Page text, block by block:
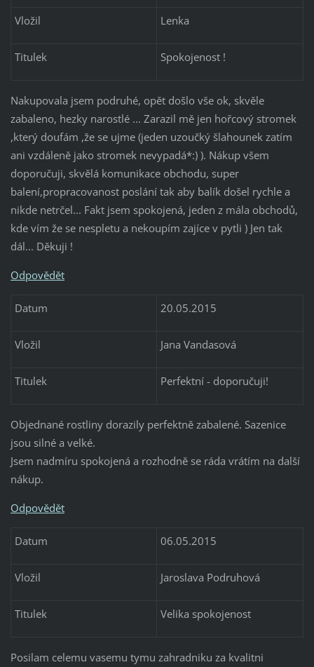
Vložil Lenka
Titulek Spokojenost !
Nakupovala jsem podruhé, opět došlo vše ok, skvěle
zabaleno, hezky narostlé ... Zarazil mě jen hořcový stromek
,který doufám ,že se ujme (jeden uzoučký šlahounek zatím
ani vzdáleně jako stromek nevypadá*:) ). Nákup všem
doporučuji, skvělá komunikace obchodu, super
balení,propracovanost poslání tak aby balík došel rychle a
nikde netrčel... Fakt jsem spokojená, jeden z mála obchodů,
kde vím že se nespletu a nekoupím zajíce v pytli ) Jen tak
dál... Děkuji !
Odpovědět
Datum 20.05.2015
Vložil Jana Vandasová
Titulek Perfektní - doporučuji!
Objednané rostliny dorazily perfektně zabalené. Sazenice
jsou silné a velké.
Jsem nadmíru spokojená a rozhodně se ráda vrátím na další
nákup.
Odpovědět
Datum 06.05.2015
Vložil Jaroslava Podruhová
Titulek Velika spokojenost
Posilam celemu vasemu tymu zahradniku za kvalitni